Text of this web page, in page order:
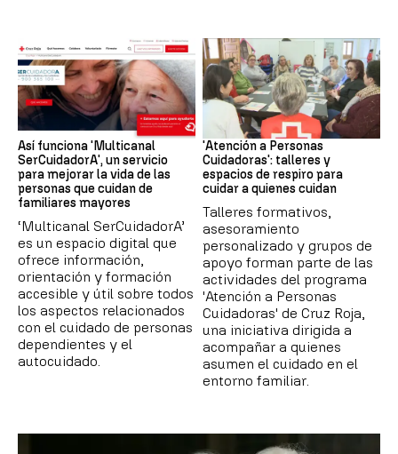
Personas Cuidadoras
Así funciona 'Multicanal
SerCuidadorA', un servicio
para mejorar la vida de las
personas que cuidan de
familiares mayores
‘Multicanal SerCuidadorA’
es un espacio digital que
ofrece información,
orientación y formación
accesible y útil sobre todos
los aspectos relacionados
con el cuidado de personas
dependientes y el
autocuidado.
Talleres
'Atención a Personas
Cuidadoras': talleres y
espacios de respiro para
cuidar a quienes cuidan
Talleres formativos,
asesoramiento
personalizado y grupos de
apoyo forman parte de las
actividades del programa
'Atención a Personas
Cuidadoras' de Cruz Roja,
una iniciativa dirigida a
acompañar a quienes
asumen el cuidado en el
entorno familiar.